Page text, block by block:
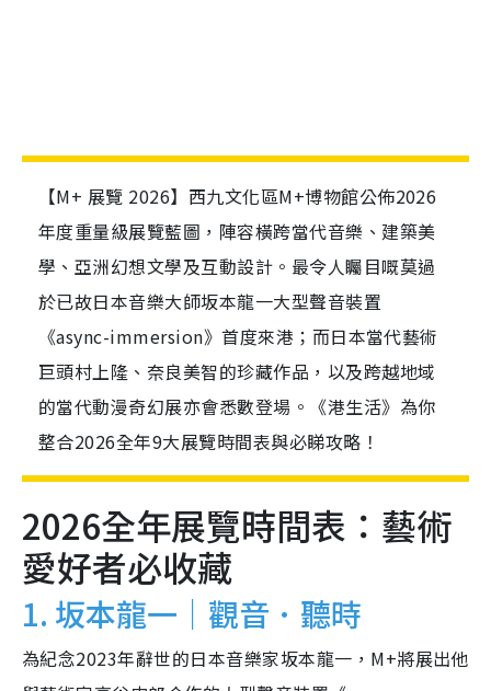
【M+ 展覽 2026】西九文化區M+博物館公佈2026
年度重量級展覽藍圖，陣容橫跨當代音樂、建築美
學、亞洲幻想文學及互動設計。最令人矚目嘅莫過
於已故日本音樂大師坂本龍一大型聲音裝置
《async-immersion》首度來港；而日本當代藝術
巨頭村上隆、奈良美智的珍藏作品，以及跨越地域
的當代動漫奇幻展亦會悉數登場。《港生活》為你
整合2026全年9大展覽時間表與必睇攻略！
2026全年展覽時間表：藝術
愛好者必收藏
1. 坂本龍一｜觀音．聽時
為紀念2023年辭世的日本音樂家坂本龍一，M+將展出他